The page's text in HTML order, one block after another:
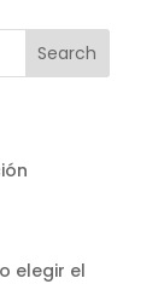
Search
elegir el